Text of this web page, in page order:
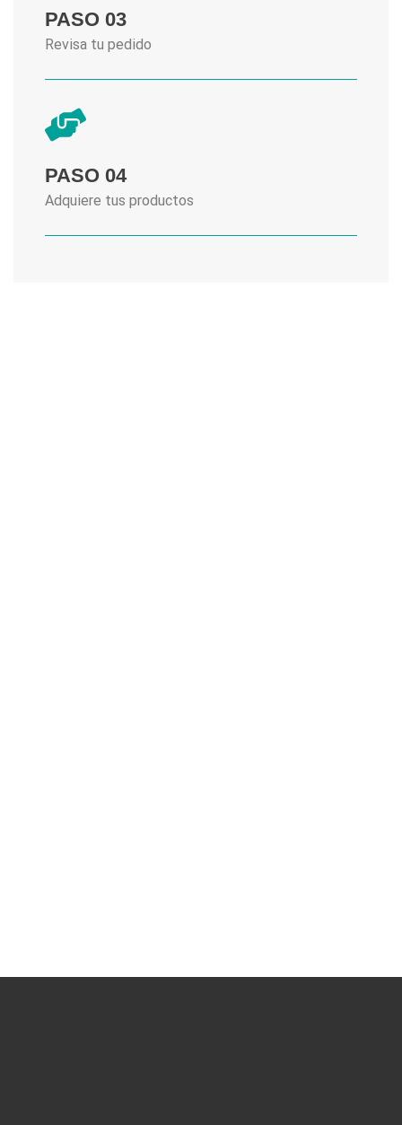
PASO 03
Revisa tu pedido
PASO 04
Adquiere tus productos